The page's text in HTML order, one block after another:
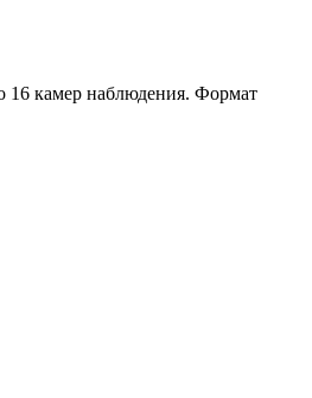
16 камер наблюдения. Формат